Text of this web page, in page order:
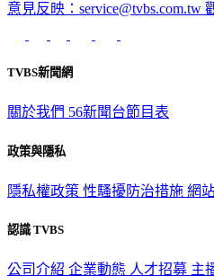
意見反映：service@tvbs.com.tw
TVBS新聞網
關於我們 56新聞台節目表
政策與隱私
隱私權政策 性騷擾防治措施 網
認識 TVBS
公司介紹 企業動態 人才招募 主